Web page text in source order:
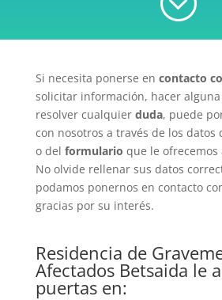
Si necesita ponerse en contacto
solicitar información, hacer alguna
resolver cualquier duda, puede
con nosotros a través de los datos
o del formulario que le
No olvide rellenar sus datos
podamos ponernos en contacto
gracias por su interés.
Residencia de
Afectados Betsaida le
puertas en: